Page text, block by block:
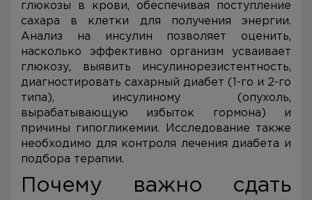
глюкозы в крови, обеспечивая поступление
сахара в клетки для получения энергии.
Анализ на инсулин позволяет оценить,
насколько эффективно организм усваивает
глюкозу, выявить инсулинорезистентность,
диагностировать сахарный диабет (1-го и 2-го
типа), инсулиному (опухоль,
вырабатывающую избыток гормона) и
причины гипогликемии. Исследование также
необходимо для контроля лечения диабета и
подбора терапии.
Почему важно сдать